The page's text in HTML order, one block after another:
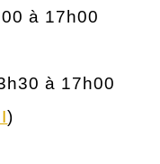
à 17h00
à 17h00
)